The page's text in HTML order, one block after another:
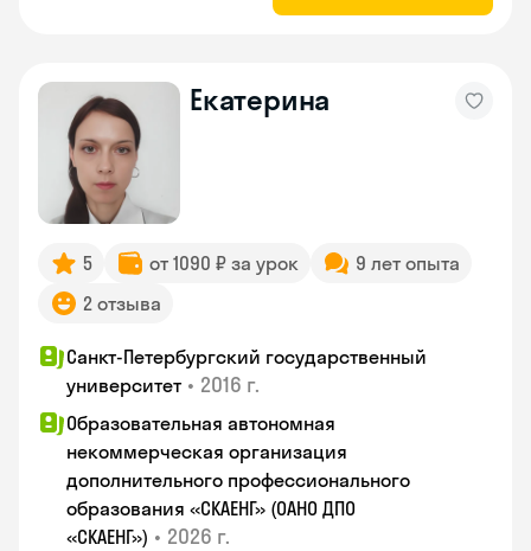
Екатерина
5 от 1090 ₽ за урок
9 лет опыта
2 отзыва
Санкт-Петербургский государственный
университет • 2016 г.
Образовательная автономная
некоммерческая организация
дополнительного профессионального
образования «СКАЕНГ» (ОАНО ДПО
«СКАЕНГ») • 2026 г.